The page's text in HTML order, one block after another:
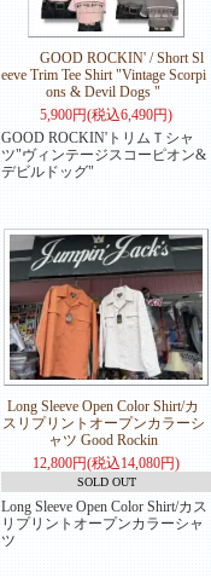
GOOD ROCKIN' / Short Sl
eeve Trim Tee Shirt "Vintage Scorpi
ons & Devil Dogs "
5,900円(税込6,490円)
GOOD ROCKIN'トリムＴシャ
ツ"ヴィンテージスコーピオン&
デビルドッグ"
Long Sleeve Open Color Shirt/カ
スリプリントオープンカラーシ
ャツ Good Rockin
12,800円(税込14,080円)
SOLD OUT
Long Sleeve Open Color Shirt/カス
リプリントオープンカラーシャ
ツ